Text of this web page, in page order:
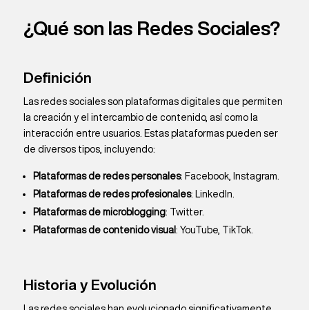
¿Qué son las Redes Sociales?
Definición
Las redes sociales son plataformas digitales que permiten
la creación y el intercambio de contenido, así como la
interacción entre usuarios. Estas plataformas pueden ser
de diversos tipos, incluyendo:
Plataformas de redes personales: Facebook, Instagram.
Plataformas de redes profesionales: LinkedIn.
Plataformas de microblogging: Twitter.
Plataformas de contenido visual : YouTube, TikTok.
Historia y Evolución